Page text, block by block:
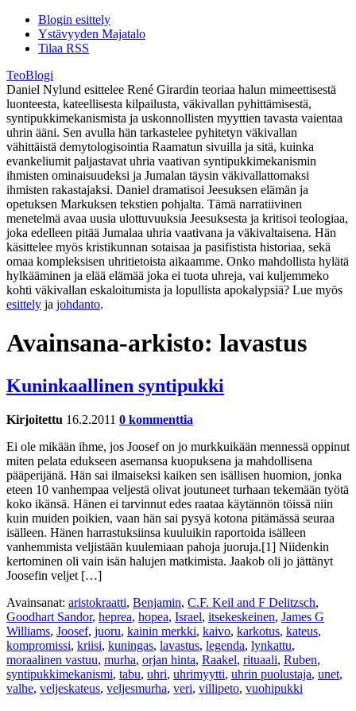
Blogin esittely
Ystävyyden Majatalo
Tilaa RSS
TeoBlogi
Daniel Nylund esittelee René Girardin teoriaa halun mimeettisestä
luonteesta, kateellisesta kilpailusta, väkivallan pyhittämisestä,
syntipukkimekanismista ja uskonnollisten myyttien tavasta vaientaa
uhrin ääni. Sen avulla hän tarkastelee pyhitetyn väkivallan
vähittäistä demytologisointia Raamatun sivuilla ja sitä, kuinka
evankeliumit paljastavat uhria vaativan syntipukkimekanismin
ihmisten ominaisuudeksi ja Jumalan täysin väkivallattomaksi
ihmisten rakastajaksi. Daniel dramatisoi Jeesuksen elämän ja
opetuksen Markuksen tekstien pohjalta. Tämä narratiivinen
menetelmä avaa uusia ulottuvuuksia Jeesuksesta ja kritisoi teologiaa,
joka edelleen pitää Jumalaa uhria vaativana ja väkivaltaisena. Hän
käsittelee myös kristikunnan sotaisaa ja pasifistista historiaa, sekä
omaa kompleksisen uhritietoista aikaamme. Onko mahdollista hylätä
hylkääminen ja elää elämää joka ei tuota uhreja, vai kuljemmeko
kohti väkivallan eskaloitumista ja lopullista apokalypsiä? Lue myös
esittely ja johdanto.
Avainsana-arkisto: lavastus
Kuninkaallinen syntipukki
Kirjoitettu 16.2.2011 0 kommenttia
Ei ole mikään ihme, jos Joosef on jo murkkuikään mennessä oppinut
miten pelata edukseen asemansa kuopuksena ja mahdollisena
pääperijänä. Hän sai ilmaiseksi kaiken sen isällisen huomion, jonka
eteen 10 vanhempaa veljestä olivat joutuneet turhaan tekemään työtä
koko ikänsä. Hänen ei tarvinnut edes raataa käytännön töissä niin
kuin muiden poikien, vaan hän sai pysyä kotona pitämässä seuraa
isälleen. Hänen harrastuksiinsa kuuluikin raportoida isälleen
vanhemmista veljistään kuulemiaan pahoja juoruja.[1] Niidenkin
kertominen oli vain isän halujen matkimista. Jaakob oli jo jättänyt
Joosefin veljet […]
Avainsanat: aristokraatti, Benjamin, C.F. Keil and F Delitzsch,
Goodhart Sandor, heprea, hopea, Israel, itsekeskeinen, James G
Williams, Joosef, juoru, kainin merkki, kaivo, karkotus, kateus,
kompromissi, kriisi, kuningas, lavastus, legenda, lynkattu,
moraalinen vastuu, murha, orjan hinta, Raakel, rituaali, Ruben,
syntipukkimekanismi, tabu, uhri, uhrimyytti, uhrin puolustaja, unet,
valhe, veljeskateus, veljesmurha, veri, villipeto, vuohipukki